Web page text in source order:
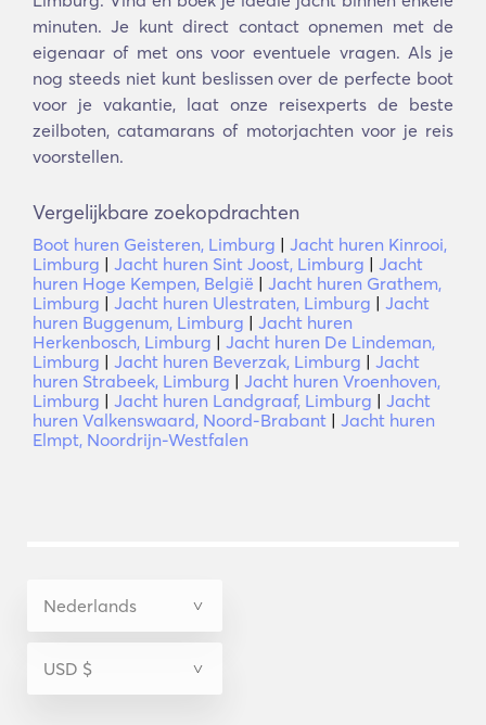
minuten. Je kunt direct contact opnemen met de
eigenaar of met ons voor eventuele vragen. Als je
nog steeds niet kunt beslissen over de perfecte boot
voor je vakantie, laat onze reisexperts de beste
zeilboten, catamarans of motorjachten voor je reis
voorstellen.
Vergelijkbare zoekopdrachten
Boot huren Geisteren, Limburg | Jacht huren Kinrooi,
Limburg | Jacht huren Sint Joost, Limburg | Jacht
huren Hoge Kempen, België | Jacht huren Grathem,
Limburg | Jacht huren Ulestraten, Limburg | Jacht
huren Buggenum, Limburg | Jacht huren
Herkenbosch, Limburg | Jacht huren De Lindeman,
Limburg | Jacht huren Beverzak, Limburg | Jacht
huren Strabeek, Limburg | Jacht huren Vroenhoven,
Limburg | Jacht huren Landgraaf, Limburg | Jacht
huren Valkenswaard, Noord-Brabant | Jacht huren
Elmpt, Noordrijn-Westfalen